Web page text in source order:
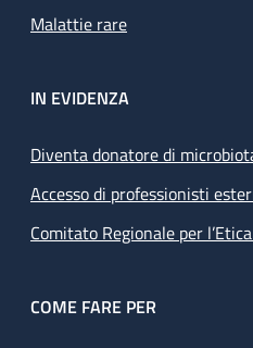
Malattie rare
IN EVIDENZA
Diventa donatore di
Accesso di professionisti
Comitato Regionale per
COME FARE PER